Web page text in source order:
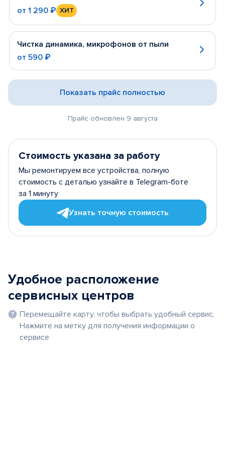
от 1 290 ₽ ХИТ
Чистка динамика, микрофонов от пыли
от 590 ₽
Показать прайс полностью
Прайс обновлен 9 августа
Стоимость указана за работу
Мы ремонтируем все устройства, полную
стоимость с деталью узнайте в Telegram-боте
за 1 минуту
Узнать точную стоимость
Удобное расположение
сервисных центров
Перемещайте карту, чтобы выбрать удобный сервис.
Нажмите на метку для получения информации о
сервисе